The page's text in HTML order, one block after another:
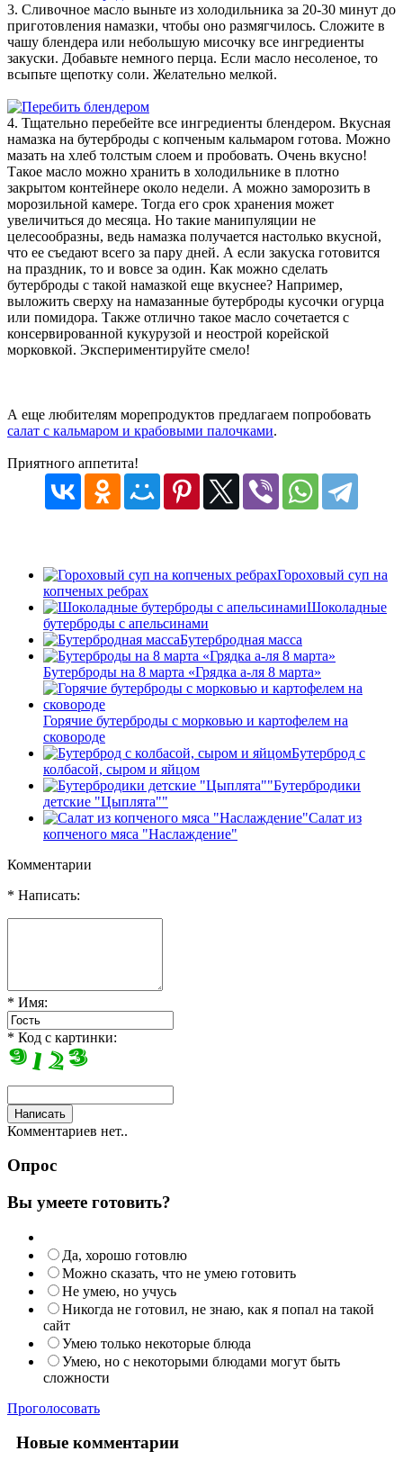
3. Сливочное масло выньте из холодильника за 20-30 минут до
приготовления намазки, чтобы оно размягчилось. Сложите в
чашу блендера или небольшую мисочку все ингредиенты
закуски. Добавьте немного перца. Если масло несоленое, то
всыпьте щепотку соли. Желательно мелкой.
4. Тщательно перебейте все ингредиенты блендером. Вкусная
намазка на бутерброды с копченым кальмаром готова. Можно
мазать на хлеб толстым слоем и пробовать. Очень вкусно!
Такое масло можно хранить в холодильнике в плотно
закрытом контейнере около недели. А можно заморозить в
морозильной камере. Тогда его срок хранения может
увеличиться до месяца. Но такие манипуляции не
целесообразны, ведь намазка получается настолько вкусной,
что ее съедают всего за пару дней. А если закуска готовится
на праздник, то и вовсе за один. Как можно сделать
бутерброды с такой намазкой еще вкуснее? Например,
выложить сверху на намазанные бутерброды кусочки огурца
или помидора. Также отлично такое масло сочетается с
консервированной кукурузой и неострой корейской
морковкой. Экспериментируйте смело!
А еще любителям морепродуктов предлагаем попробовать
салат с кальмаром и крабовыми палочками.
Приятного аппетита!
Гороховый суп на
копченых ребрах
Шоколадные
бутерброды с апельсинами
Бутербродная масса
Бутерброды на 8 марта «Грядка а-ля 8 марта»
Горячие бутерброды с морковью и картофелем на
сковороде
Бутерброд с
колбасой, сыром и яйцом
Бутербродики
детские "Цыплята""
Салат из
копченого мяса "Наслаждение"
Комментарии
* Написать:
* Имя:
* Код с картинки:
Комментариев нет..
Опрос
Вы умеете готовить?
Да, хорошо готовлю
Можно сказать, что не умею готовить
Не умею, но учусь
Никогда не готовил, не знаю, как я попал на такой
сайт
Умею только некоторые блюда
Умею, но с некоторыми блюдами могут быть
сложности
Проголосовать
Новые комментарии